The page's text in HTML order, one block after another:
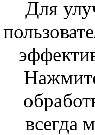
Для
всегда